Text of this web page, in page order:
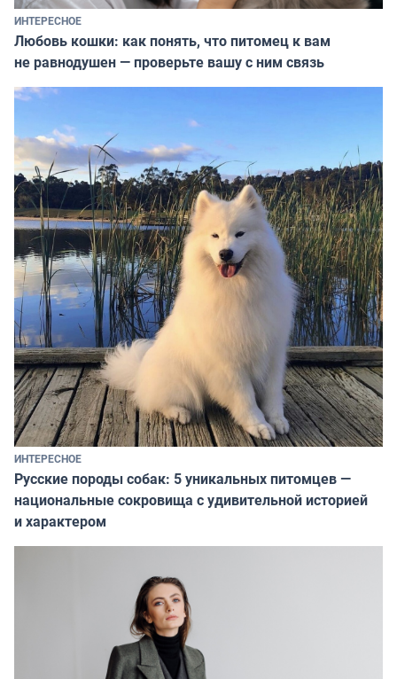
ИНТЕРЕСНОЕ
Любовь кошки: как понять, что питомец к вам
не равнодушен — проверьте вашу с ним связь
ИНТЕРЕСНОЕ
Русские породы собак: 5 уникальных питомцев —
национальные сокровища с удивительной историей
и характером